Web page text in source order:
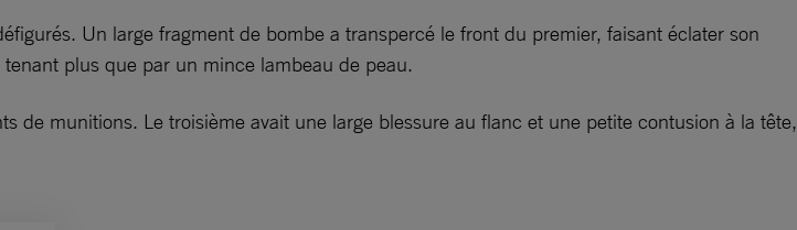
Un large fragment de bombe a transpercé le front du premier, faisant éclater son
plus que par un mince lambeau de peau.
de munitions. Le troisième avait une large blessure au flanc et une petite contusion à la tête,